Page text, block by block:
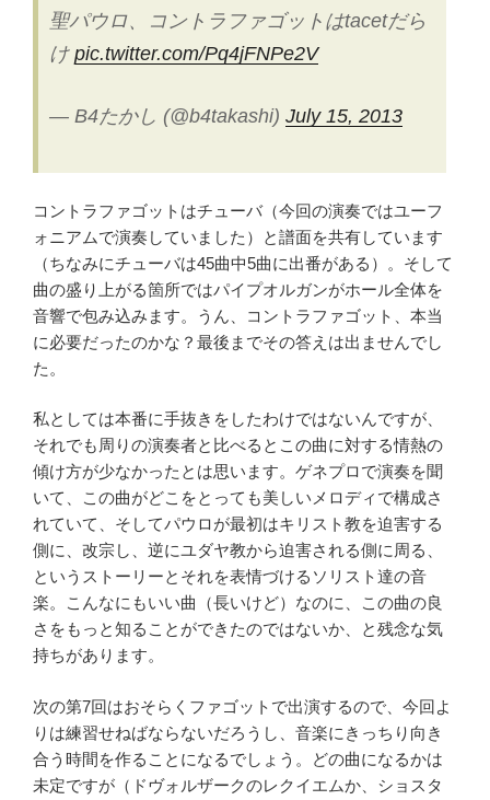
聖パウロ、コントラファゴットはtacetだら
け pic.twitter.com/Pq4jFNPe2V
— B4たかし (@b4takashi) July 15, 2013
コントラファゴットはチューバ（今回の演奏ではユーフ
ォニアムで演奏していました）と譜面を共有しています
（ちなみにチューバは45曲中5曲に出番がある）。そして
曲の盛り上がる箇所ではパイプオルガンがホール全体を
音響で包み込みます。うん、コントラファゴット、本当
に必要だったのかな？最後までその答えは出ませんでし
た。
私としては本番に手抜きをしたわけではないんですが、
それでも周りの演奏者と比べるとこの曲に対する情熱の
傾け方が少なかったとは思います。ゲネプロで演奏を聞
いて、この曲がどこをとっても美しいメロディで構成さ
れていて、そしてパウロが最初はキリスト教を迫害する
側に、改宗し、逆にユダヤ教から迫害される側に周る、
というストーリーとそれを表情づけるソリスト達の音
楽。こんなにもいい曲（長いけど）なのに、この曲の良
さをもっと知ることができたのではないか、と残念な気
持ちがあります。
次の第7回はおそらくファゴットで出演するので、今回よ
りは練習せねばならないだろうし、音楽にきっちり向き
合う時間を作ることになるでしょう。どの曲になるかは
未定ですが（ドヴォルザークのレクイエムか、ショスタ